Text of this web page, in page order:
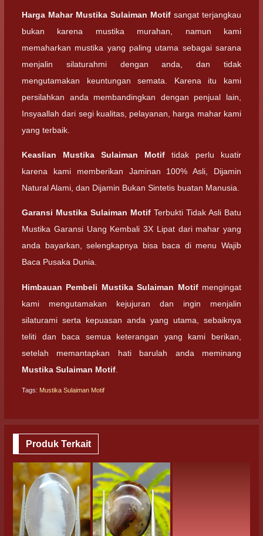
Harga Mahar Mustika Sulaiman Motif sangat terjangkau
bukan karena mustika murahan, namun kami
memaharkan mustika yang paling utama sebagai sarana
menjalin silaturahmi dengan anda, dan tidak
mengutamakan keuntungan semata. Karena itu kami
persilahkan anda membandingkan dengan penjual lain,
Insyaallah dari segi kualitas, pelayanan, harga mahar kami
yang terbaik.
Keaslian Mustika Sulaiman Motif tidak perlu kuatir
karena kami memberikan Jaminan 100% Asli, Dijamin
Natural Alami, dan Dijamin Bukan Sintetis buatan Manusia.
Garansi Mustika Sulaiman Motif Terbukti Tidak Asli Batu
Mustika Garansi Uang Kembali 3X Lipat dari mahar yang
anda bayarkan, selengkapnya bisa baca di menu Wajib
Baca Pusaka Dunia.
Himbauan Pembeli Mustika Sulaiman Motifmengingat
kami mengutamakan kejujuran dan ingin menjalin
silaturami serta kepuasan anda yang utama, sebaiknya
teliti dan baca semua keterangan yang kami berikan,
setelah memantapkan hati barulah anda meminang
Mustika Sulaiman Motif
Tags: Mustika Sulaiman Motif
Produk Terkait